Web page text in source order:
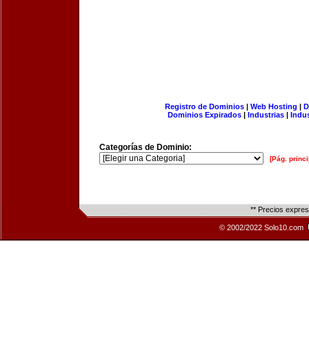
Registro de Dominios| Web Hosting |
Dominios Expirados | Industrias |
Categorías de Dominio:
[Pág.
** Precios
© 2002/2022 Solo10.com